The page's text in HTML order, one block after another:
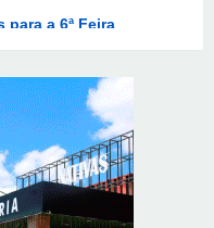
alimentação
Fi em ferramenta